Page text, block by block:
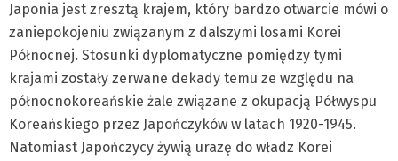
Japonia jest zresztą krajem, który bardzo otwarcie mówi o
zaniepokojeniu związanym z dalszymi losami Korei
Północnej. Stosunki dyplomatyczne pomiędzy tymi
krajami zostały zerwane dekady temu ze względu na
północnokoreańskie żale związane z okupacją Półwyspu
Koreańskiego przez Japończyków w latach 1920-1945.
Natomiast Japończycy żywią urazę do władz Korei